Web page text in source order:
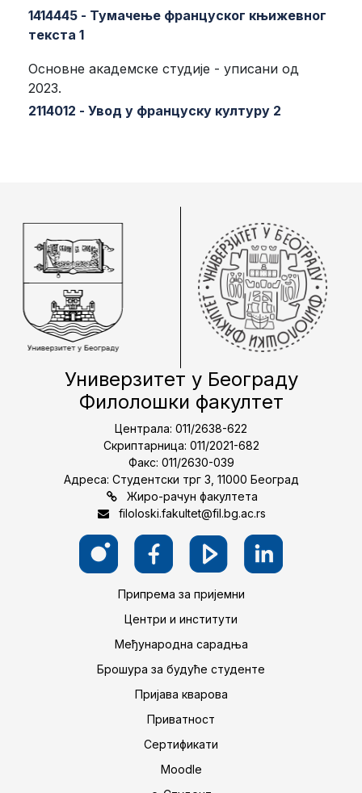
1414445 - Тумачење француског књижевног
текста 1
Основне академске студије - уписани од
2023.
2114012 - Увод у француску културу 2
Универзитет у Београду
Филолошки факултет
Централа: 011/2638-622
Скриптарница: 011/2021-682
Факс: 011/2630-039
Адреса: Студентски трг 3, 11000 Београд
Жиро-рачун факултета
filoloski.fakultet@fil.bg.ac.rs
Припрема за пријемни
Центри и институти
Међународна сарадња
Брошура за будуће студенте
Пријава кварова
Приватност
Сертификати
Moodle